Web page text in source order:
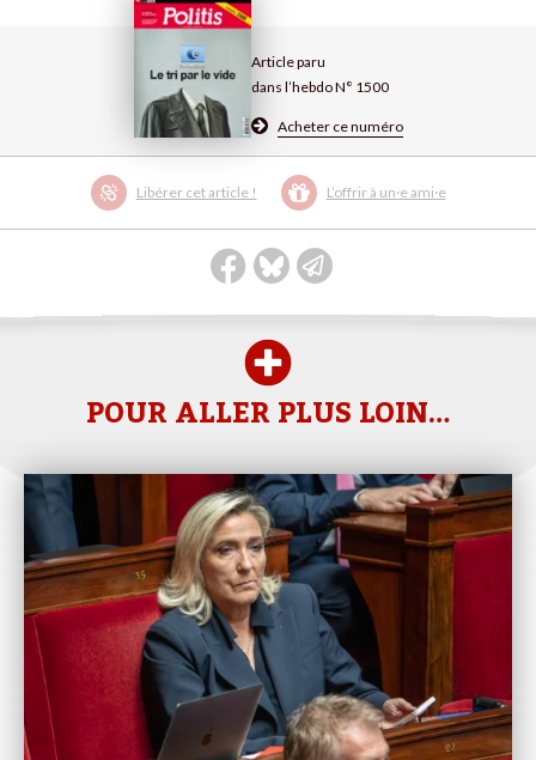
Article paru
dans l’hebdo N° 1500
Acheter ce numéro
Libérer cet article ! L’offrir à un·e ami·e
POUR ALLER PLUS LOIN…